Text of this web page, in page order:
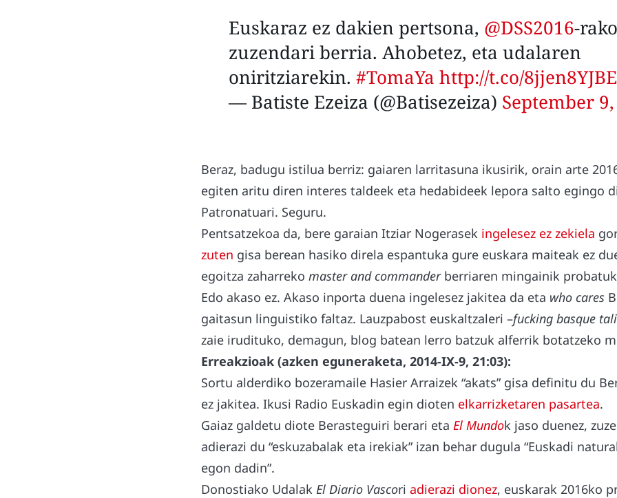
Euskaraz ez dakien pertsona, @DSS2016-rako
zuzendari berria. Ahobetez, eta udalaren
oniritziarekin. #TomaYa http://t.co/8jjen8YJBE
— Batiste Ezeiza (@Batisezeiza) September
Beraz, badugu istilua berriz: gaiaren larritasuna ikusirik, orain arte
egiten aritu diren interes taldeek eta hedabideek lepora salto egingo
Patronatuari. Seguru.
Pentsatzekoa da, bere garaian Itziar Nogerasek ingelesez ez zekiela
zuten gisa berean hasiko direla espantuka gure euskara maiteak ez
egoitza zaharreko master and commanderberriaren mingainik
Edo akaso ez. Akaso inporta duena ingelesez jakitea da eta who cares
gaitasun linguistiko faltaz. Lauzpabost euskaltzaleri –fucking basque
zaie irudituko, demagun, blog batean lerro batzuk alferrik botatzeko
Erreakzioak (azken eguneraketa, 2014-IX-9, 21:03):
Sortu alderdiko bozeramaile Hasier Arraizek “akats” gisa definitu du
ez jakitea. Ikusi Radio Euskadin egin dioten elkarrizketaren pasartea.
Gaiaz galdetu diote Berasteguiri berari eta El Mundok jaso duenez,
adierazi du “eskuzabalak eta irekiak” izan behar dugula “Euskadi
egon dadin”.
Donostiako Udalak El Diario Vascori adierazi dionez, euskarak 2016ko